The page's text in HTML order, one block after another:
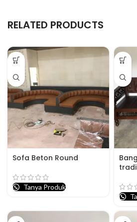
RELATED PRODUCTS
Sofa Beton Round
Tanya Produk